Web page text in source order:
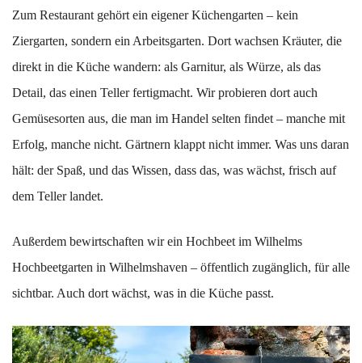
Zum Restaurant gehört ein eigener Küchengarten – kein
Ziergarten, sondern ein Arbeitsgarten. Dort wachsen Kräuter, die
direkt in die Küche wandern: als Garnitur, als Würze, als das
Detail, das einen Teller fertigmacht. Wir probieren dort auch
Gemüsesorten aus, die man im Handel selten findet – manche mit
Erfolg, manche nicht. Gärtnern klappt nicht immer. Was uns daran
hält: der Spaß, und das Wissen, dass das, was wächst, frisch auf
dem Teller landet.
Außerdem bewirtschaften wir ein Hochbeet im Wilhelms
Hochbeetgarten in Wilhelmshaven – öffentlich zugänglich, für alle
sichtbar. Auch dort wächst, was in die Küche passt.